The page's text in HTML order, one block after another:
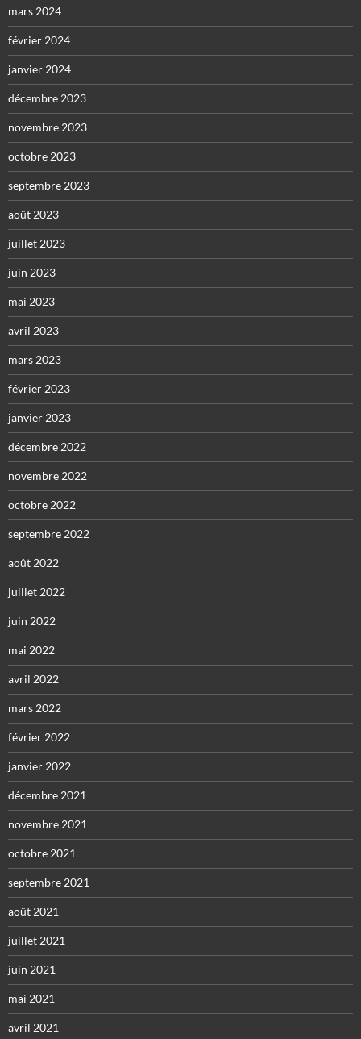
mars 2024
février 2024
janvier 2024
décembre 2023
novembre 2023
octobre 2023
septembre 2023
août 2023
juillet 2023
juin 2023
mai 2023
avril 2023
mars 2023
février 2023
janvier 2023
décembre 2022
novembre 2022
octobre 2022
septembre 2022
août 2022
juillet 2022
juin 2022
mai 2022
avril 2022
mars 2022
février 2022
janvier 2022
décembre 2021
novembre 2021
octobre 2021
septembre 2021
août 2021
juillet 2021
juin 2021
mai 2021
avril 2021